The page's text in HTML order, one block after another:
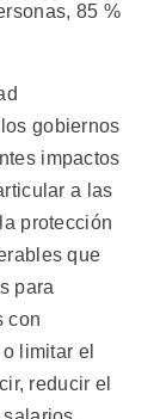
85 %
gobiernos
impactos
a las
protección
que
para
con
limitar el
reducir el